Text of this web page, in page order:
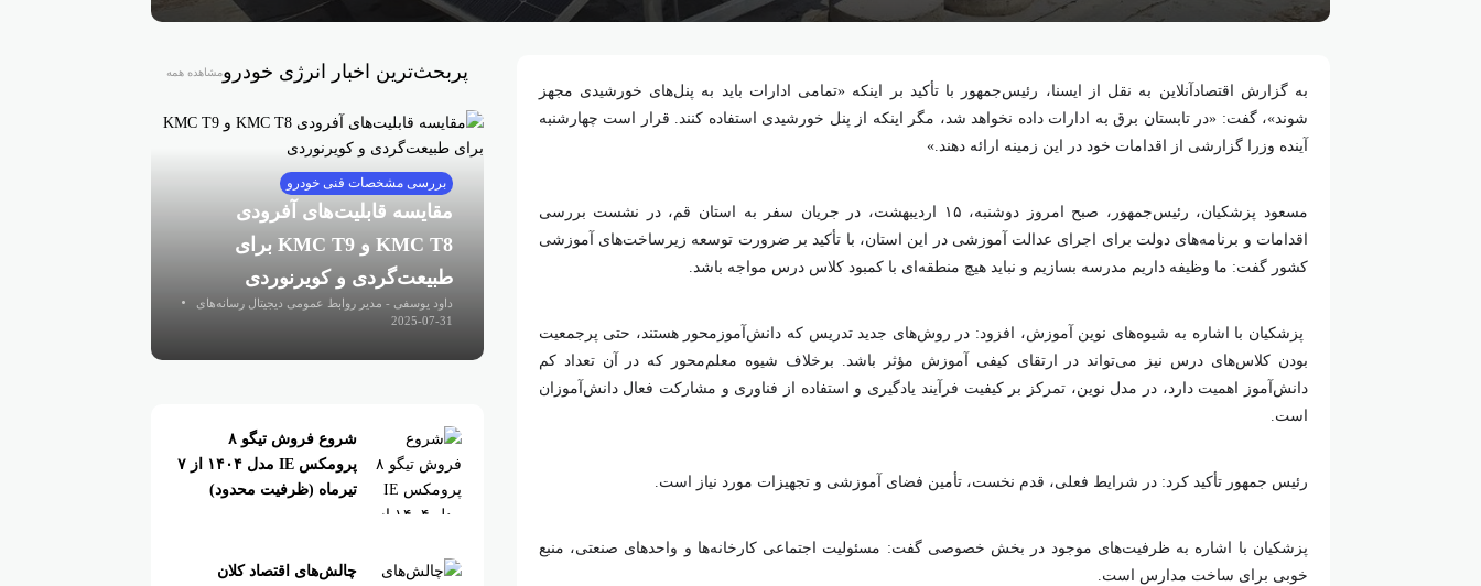
به گزارش اقتصادآنلاین به نقل از ایسنا، رئیس‌جمهور با تأکید بر اینکه «تمامی ادارات باید به پنل‌های خورشیدی مجهز
شوند»، گفت: «در تابستان برق به ادارات داده نخواهد شد، مگر اینکه از پنل خورشیدی استفاده کنند. قرار است چهارشنبه
آینده وزرا گزارشی از اقدامات خود در این زمینه ارائه دهند.»
مسعود پزشکیان، رئیس‌جمهور، صبح امروز دوشنبه، ۱۵ اردیبهشت، در جریان سفر به استان قم، در نشست بررسی
اقدامات و برنامه‌های دولت برای اجرای عدالت آموزشی در این استان، با تأکید بر ضرورت توسعه زیرساخت‌های آموزشی
کشور گفت: ما وظیفه داریم مدرسه بسازیم و نباید هیچ منطقه‌ای با کمبود کلاس درس مواجه باشد.
پزشکیان با اشاره به شیوه‌های نوین آموزش، افزود: در روش‌های جدید تدریس که دانش‌آموزمحور هستند، حتی پرجمعیت
بودن کلاس‌های درس نیز می‌تواند در ارتقای کیفی آموزش مؤثر باشد. برخلاف شیوه معلم‌محور که در آن تعداد کم
دانش‌آموز اهمیت دارد، در مدل نوین، تمرکز بر کیفیت فرآیند یادگیری و استفاده از فناوری و مشارکت فعال دانش‌آموزان
است.
رئیس جمهور تأکید کرد: در شرایط فعلی، قدم نخست، تأمین فضای آموزشی و تجهیزات مورد نیاز است.
پزشکیان با اشاره به ظرفیت‌های موجود در بخش خصوصی گفت: مسئولیت اجتماعی کارخانه‌ها و واحد‌های صنعتی، منبع
خوبی برای ساخت مدارس است.
پربحث‌ترین اخبار انرژی خودرومشاهده همه
بررسی مشخصات فنی خودرو
مقایسه قابلیت‌های آفرودی
KMC T8 و KMC T9 برای
طبیعت‌گردی و کویرنوردی
داود یوسفی - مدیر روابط عمومی دیجیتال رسانه‌های
اقتصادی
2025-07-31
شروع فروش تیگو ۸
پرومکس IE مدل ۱۴۰۴ از ۷
تیرماه (ظرفیت محدود)
چالش‌های اقتصاد کلان